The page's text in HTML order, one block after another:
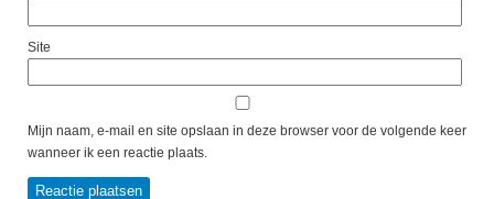
Site
Mijn naam, e-mail en site opslaan in deze browser voor de volgende keer
wanneer ik een reactie plaats.